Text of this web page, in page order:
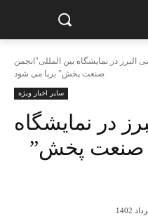
البرز در نمایشگاه بین المللی"انجمن
صنعت پخش" برپا می شود
سایر اخبار ویژه
در نمایشگاه
صنعت پخش”